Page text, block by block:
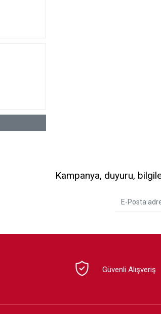
Kampanya, duyuru,
Güvenli Alışveriş